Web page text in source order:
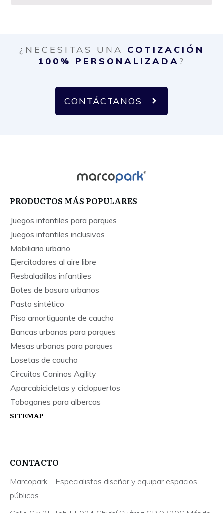
¿NECESITAS UNA COTIZACIÓN
100% PERSONALIZADA ?
CONTÁCTANOS
PRODUCTOS MÁS POPULARES
Juegos infantiles para parques
Juegos infantiles inclusivos
Mobiliario urbano
Ejercitadores al aire libre
Resbaladillas infantiles
Botes de basura urbanos
Pasto sintético
Piso amortiguante de caucho
Bancas urbanas para parques
Mesas urbanas para parques
Losetas de caucho
Circuitos Caninos Agility
Aparcabicicletas y ciclopuertos
Toboganes para albercas
SITEMAP
CONTACTO
Marcopark - Especialistas diseñar y equipar espacios
públicos.